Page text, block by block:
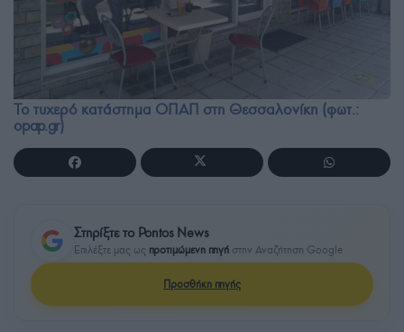
Το τυχερό κατάστημα ΟΠΑΠ στη Θεσσαλονίκη (φωτ.:
opap.gr)
Στηρίξτε το Pontos News
Επιλέξτε μας ως προτιμώμενη πηγή στην Αναζήτηση Google
Προσθήκη πηγής